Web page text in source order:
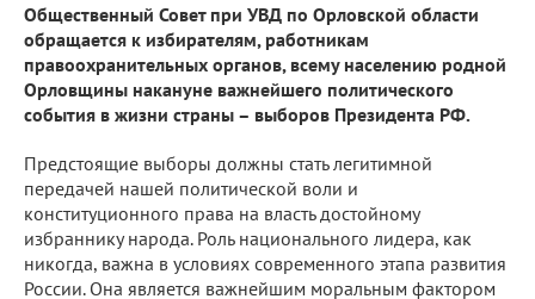
Общественный Совет при УВД по Орловской области
обращается к избирателям, работникам
правоохранительных органов, всему населению родной
Орловщины накануне важнейшего политического
события в жизни страны – выборов Президента РФ.
Предстоящие выборы должны стать легитимной
передачей нашей политической воли и
конституционного права на власть достойному
избраннику народа. Роль национального лидера, как
никогда, важна в условиях современного этапа развития
России. Она является важнейшим моральным фактором